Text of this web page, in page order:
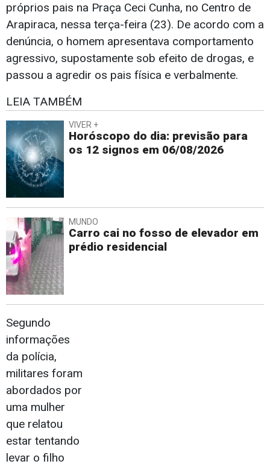
próprios pais na Praça Ceci Cunha, no Centro de
Arapiraca, nessa terça-feira (23). De acordo com a
denúncia, o homem apresentava comportamento
agressivo, supostamente sob efeito de drogas, e
passou a agredir os pais física e verbalmente.
LEIA TAMBÉM
VIVER +
Horóscopo do dia: previsão para
os 12 signos em 06/08/2026
MUNDO
Carro cai no fosso de elevador em
prédio residencial
Segundo
informações
da polícia,
militares foram
abordados por
uma mulher
que relatou
estar tentando
levar o filho